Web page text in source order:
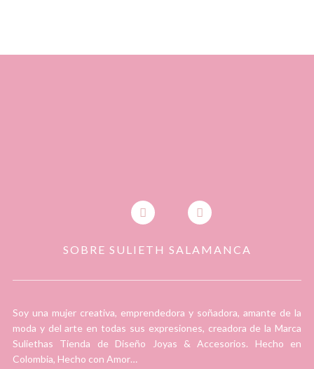
SOBRE SULIETH SALAMANCA
Soy una mujer creativa, emprendedora y soñadora, amante de la
moda y del arte en todas sus expresiones, creadora de la Marca
Suliethas Tienda de Diseño Joyas & Accesorios. Hecho en
Colombia, Hecho con Amor…